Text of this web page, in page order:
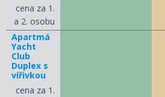
cena za 1.
a 2. osobu
Apartmá
Yacht
Club
Duplex s
vířivkou
cena za 1.